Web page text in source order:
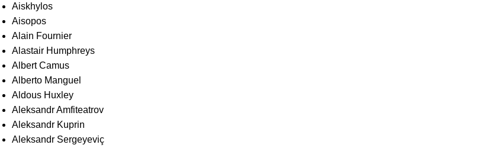
Aiskhylos
Aisopos
Alain Fournier
Alastair Humphreys
Albert Camus
Alberto Manguel
Aldous Huxley
Aleksandr Amfiteatrov
Aleksandr Kuprin
Aleksandr Sergeyeviç